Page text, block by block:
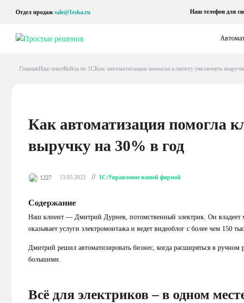
Отдел продаж sale@1eska.ru Наш телефон для
ГлавнаяНаш опытКейсы по 1СКак автоматизация помогла клиенту увеличить
Как автоматизация помогла
выручку на 30% в год
1227 13.05.2022 // 1С:Управление нашей фирмой
Содержание
Наш клиент — Дмитрий Дурнев, потомственный электрик. Он владеет
оказывает услуги электромонтажа и ведет видеоблог с более чем 150
Дмитрий решил автоматизировать бизнес, когда расширяться в
большими.
Всё для электриков – в одном